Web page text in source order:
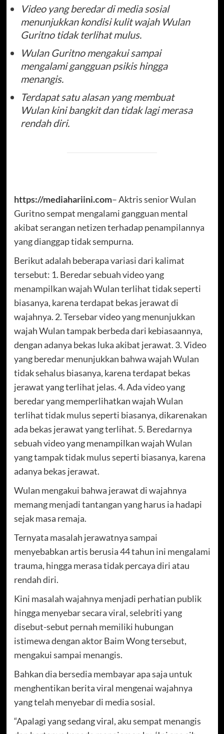
Video yang beredar di media sosial
menunjukkan kondisi kulit wajah Wulan
Guritno tidak terlihat mulus.
Wulan Guritno mengakui sampai
mengalami gangguan psikis hingga
menangis.
Terdapat satu alasan yang membuat
Wulan kini bangkit dan tidak lagi merasa
rendah diri.
https://mediahariini.com– Aktris senior Wulan
Guritno sempat mengalami gangguan mental
akibat serangan netizen terhadap penampilannya
yang dianggap tidak sempurna.
Berikut adalah beberapa variasi dari kalimat
tersebut: 1. Beredar sebuah video yang
menampilkan wajah Wulan terlihat tidak seperti
biasanya, karena terdapat bekas jerawat di
wajahnya. 2. Tersebar video yang menunjukkan
wajah Wulan tampak berbeda dari kebiasaannya,
dengan adanya bekas luka akibat jerawat. 3. Video
yang beredar menunjukkan bahwa wajah Wulan
tidak sehalus biasanya, karena terdapat bekas
jerawat yang terlihat jelas. 4. Ada video yang
beredar yang memperlihatkan wajah Wulan
terlihat tidak mulus seperti biasanya, dikarenakan
ada bekas jerawat yang terlihat. 5. Beredarnya
sebuah video yang menampilkan wajah Wulan
yang tampak tidak mulus seperti biasanya, karena
adanya bekas jerawat.
Wulan mengakui bahwa jerawat di wajahnya
memang menjadi tantangan yang harus ia hadapi
sejak masa remaja.
Ternyata masalah jerawatnya sampai
menyebabkan artis berusia 44 tahun ini mengalami
trauma, hingga merasa tidak percaya diri atau
rendah diri.
Kini masalah wajahnya menjadi perhatian publik
hingga menyebar secara viral, selebriti yang
disebut-sebut pernah memiliki hubungan
istimewa dengan aktor Baim Wong tersebut,
mengakui sampai menangis.
Bahkan dia bersedia membayar apa saja untuk
menghentikan berita viral mengenai wajahnya
yang telah menyebar di media sosial.
“Apalagi yang sedang viral, aku sempat menangis